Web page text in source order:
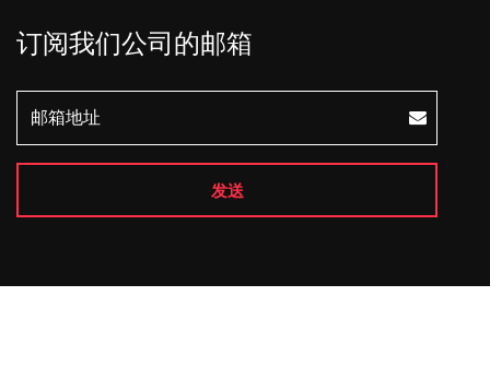
订阅我们公司的邮箱
发送